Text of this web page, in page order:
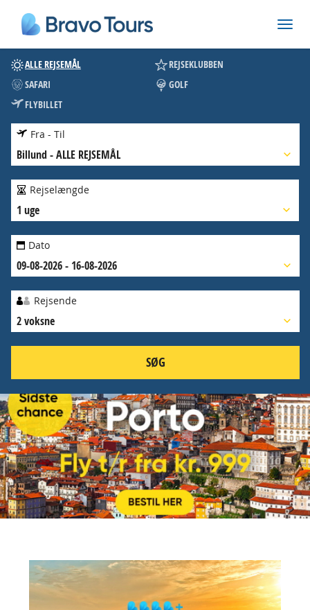
ALLE REJSEMÅL
REJSEKLUBBEN
SAFARI
GOLF
FLYBILLET
Fra - Til
Billund -ALLE REJSEMÅL
Rejselængde
1 uge
Dato
09-08-2026 - 16-08-2026
Rejsende
2 voksne
SØG